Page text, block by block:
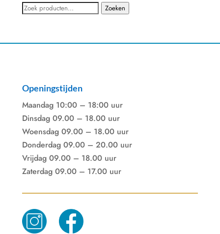
Zoeken
Zoeken
Openingstijden
Maandag 10:00 – 18:00 uur
Dinsdag 09.00 – 18.00 uur
Woensdag 09.00 – 18.00 uur
Donderdag 09.00 – 20.00 uur
Vrijdag 09.00 – 18.00 uur
Zaterdag 09.00 – 17.00 uur